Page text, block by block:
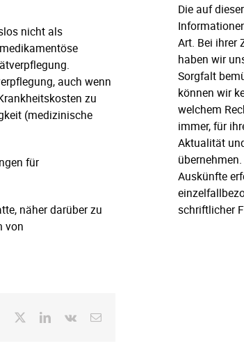
nicht als
auch wenn
zu
(medizinische
für
näher darüber zu
von
Facebook LinkedIn
Vk
E-
Die auf
Art. Bei ihrer
haben wir
Sorgfalt
können wir
welchem
immer, für
Aktualität
Auskünfte
schriftlicher